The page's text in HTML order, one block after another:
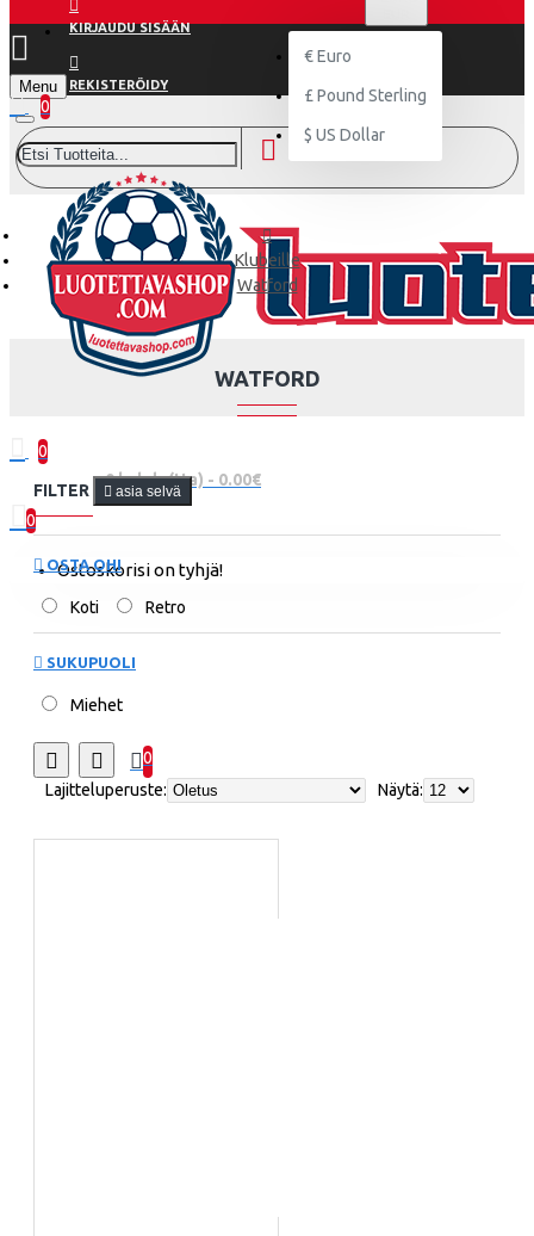
KIRJAUDU SISÄÄN
REKISTERÖIDY
€ Euro
£ Pound Sterling
$ US Dollar
Menu
0
0
0 kohde(tta) - 0.00€
0
Ostoskorisi on tyhjä!
Klubeille
Watford
WATFORD
FILTER asia selvä
OSTA OHI
Koti Retro
SUKUPUOLI
Miehet
0
Lajitteluperuste:
Näytä: